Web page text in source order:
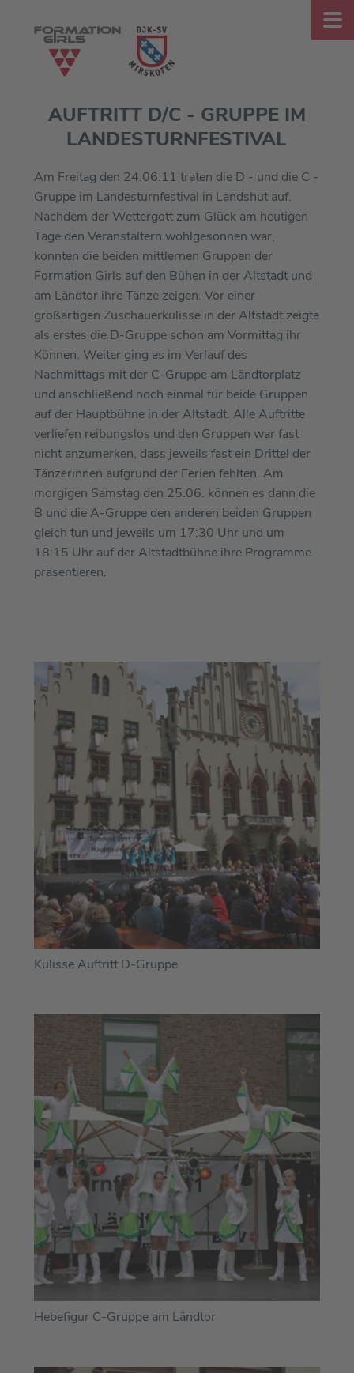
AUFTRITT D/C - GRUPPE IM
LANDESTURNFESTIVAL
Am Freitag den 24.06.11 traten die D - und die C -
Gruppe im Landesturnfestival in Landshut auf.
Nachdem der Wettergott zum Glück am heutigen
Tage den Veranstaltern wohlgesonnen war,
konnten die beiden mittlernen Gruppen der
Formation Girls auf den Bühen in der Altstadt und
am Ländtor ihre Tänze zeigen. Vor einer
großartigen Zuschauerkulisse in der Altstadt zeigte
als erstes die D-Gruppe schon am Vormittag ihr
Können. Weiter ging es im Verlauf des
Nachmittags mit der C-Gruppe am Ländtorplatz
und anschließend noch einmal für beide Gruppen
auf der Hauptbühne in der Altstadt. Alle Auftritte
verliefen reibungslos und den Gruppen war fast
nicht anzumerken, dass jeweils fast ein Drittel der
Tänzerinnen aufgrund der Ferien fehlten. Am
morgigen Samstag den 25.06. können es dann die
B und die A-Gruppe den anderen beiden Gruppen
gleich tun und jeweils um 17:30 Uhr und um
18:15 Uhr auf der Altstadtbühne ihre Programme
präsentieren.
Kulisse Auftritt D-Gruppe
Hebefigur C-Gruppe am Ländtor